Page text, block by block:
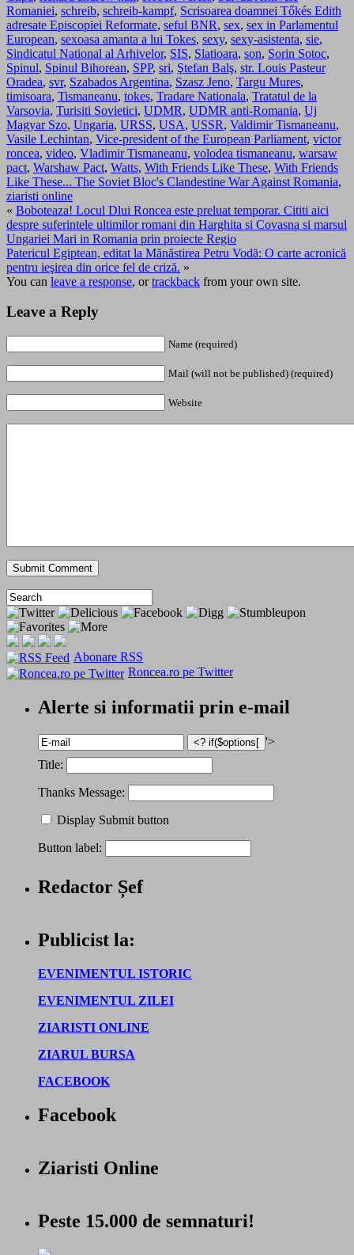
Romaniei, schreib, schreib-kampf, Scrisoarea doamnei Tőkés Edith
adresate Episcopiei Reformate, seful BNR, sex, sex in Parlamentul
European, sexoasa amanta a lui Tokes, sexy, sexy-asistenta, sie,
Sindicatul National al Arhivelor, SIS, Slatioara, son, Sorin Sotoc,
Spinul, Spinul Bihorean, SPP, sri, Ştefan Balş, str. Louis Pasteur
Oradea, svr, Szabados Argentina, Szasz Jeno, Targu Mures,
timisoara, Tismaneanu, tokes, Tradare Nationala, Tratatul de la
Varsovia, Turisiti Sovietici, UDMR, UDMR anti-Romania, Uj
Magyar Szo, Ungaria, URSS, USA, USSR, Valdimir Tismaneanu,
Vasile Lechintan, Vice-president of the European Parliament, victor
roncea, video, Vladimir Tismaneanu, volodea tismaneanu, warsaw
pact, Warshaw Pact, Watts, With Friends Like These, With Friends
Like These... The Soviet Bloc's Clandestine War Against Romania,
ziaristi online
« Boboteaza! Locul Dlui Roncea este preluat temporar. Cititi aici
despre suferintele ultimilor romani din Harghita si Covasna si marsul
Ungariei Mari in Romania prin proiecte Regio
Patericul Egiptean, editat la Mănăstirea Petru Vodă: O carte acronică
pentru ieşirea din orice fel de criză. »
You can leave a response, ortrackback from your own site.
Leave a Reply
Name (required)
Mail (will not be published) (required)
Website
Abonare RSS
Roncea.ro pe Twitter
Alerte si informatii prin e-mail
'>
Title:
Thanks Message:
Display Submit button
Button label:
Redactor Șef
Publicist la:
EVENIMENTUL ISTORIC
EVENIMENTUL ZILEI
ZIARISTI ONLINE
ZIARUL BURSA
FACEBOOK
Facebook
Ziaristi Online
Peste 15.000 de semnaturi!